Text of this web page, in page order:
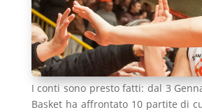
I conti sono presto fatti: dal 3
Basket ha affrontato 10 partite di